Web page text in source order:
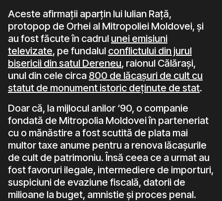
Aceste afirmații aparțin lui Iulian Rață,
protopop de Orhei al Mitropoliei Moldovei, și
au fost făcute în cadrul unei emisiuni
televizate, pe fundalul conflictului din jurul
bisericii din satul Dereneu, raionul Călărași,
unul din cele circa 800 de lăcașuri de cult cu
statut de monument istoric deținute de stat.
Doar că, la mijlocul anilor ‘90, o companie
fondată de Mitropolia Moldovei în parteneriat
cu o mănăstire a fost scutită de plata mai
multor taxe anume pentru a renova lăcașurile
de cult de patrimoniu. Însă ceea ce a urmat au
fost favoruri ilegale, intermediere de importuri,
suspiciuni de evaziune fiscală, datorii de
milioane la buget, amnistie și proces penal.